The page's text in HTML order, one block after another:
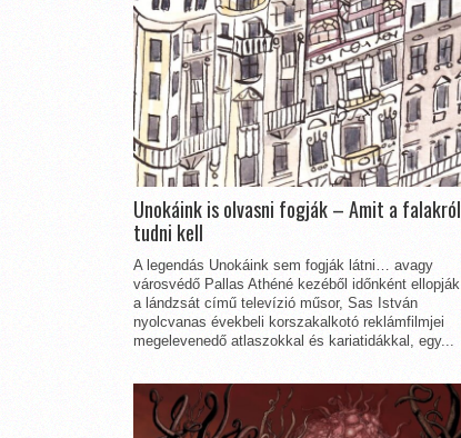
Unokáink is olvasni fogják – Amit a falakról
tudni kell
A legendás Unokáink sem fogják látni… avagy
városvédő Pallas Athéné kezéből időnként ellopják
a lándzsát című televízió műsor, Sas István
nyolcvanas évekbeli korszakalkotó reklámfilmjei
megelevenedő atlaszokkal és kariatidákkal, egy...